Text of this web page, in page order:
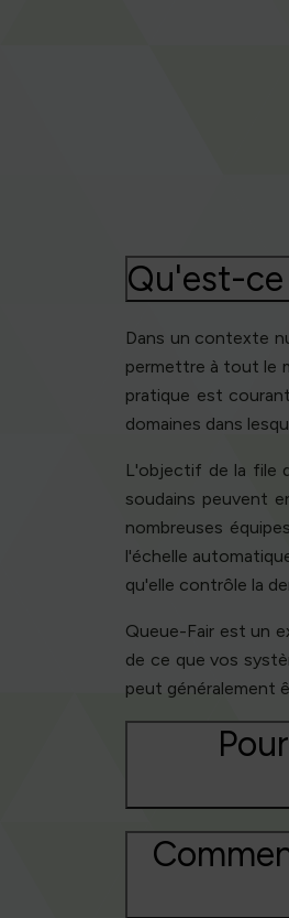
Qu'est-
Dans un contexte
permettre à tout le
pratique est
domaines dans
L'objectif de la file
soudains peuvent
nombreuses
l'échelle
qu'elle contrôle la
Queue-Fair est un
de ce que vos
peut généralement